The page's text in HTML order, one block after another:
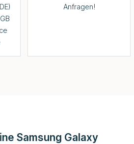
Anfragen!
Samsung Galaxy